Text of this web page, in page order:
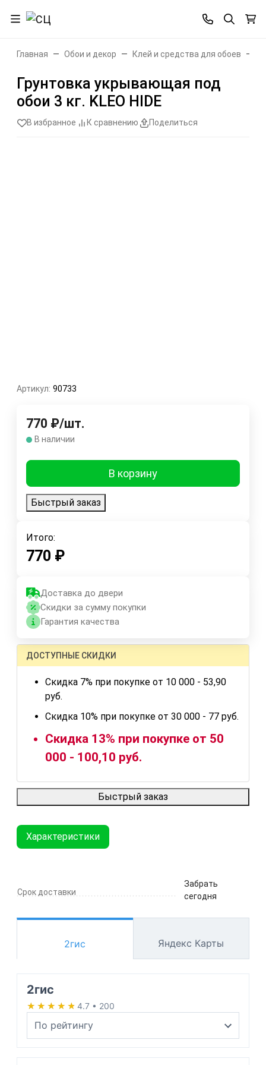
Главная Обои и декор Клей и средства для обоев
Грунтовка укрывающая под
обои 3 кг. KLEO HIDE
В избранное К сравнению Поделиться
Артикул: 90733
770 ₽/шт.
В наличии
В корзину
Быстрый заказ
Итого:
770 ₽
Доставка до двери
Скидки за сумму покупки
Гарантия качества
ДОСТУПНЫЕ СКИДКИ
Скидка 7% при покупке от 10 000 - 53,90
руб.
Скидка 10% при покупке от 30 000 - 77 руб.
Скидка 13% при покупке от 50
000 - 100,10 руб.
Быстрый заказ
Характеристики
Срок доставки
Забрать
сегодня
2гис Яндекс Карты
2гис
★★★★★
★★★★★ 4.7 • 200